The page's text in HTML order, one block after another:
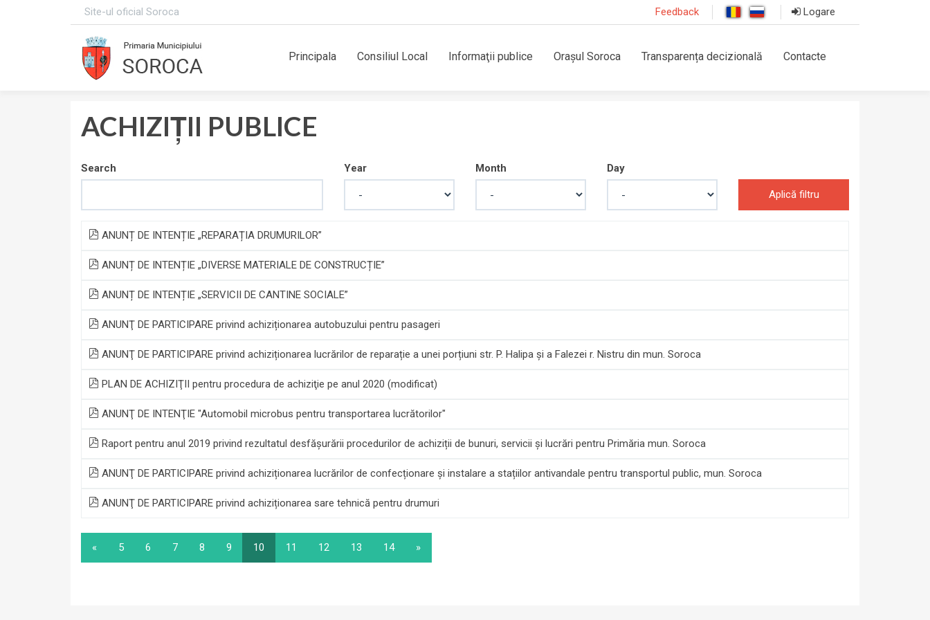
Site-ul oficial Soroca Feedback Logare
Principala Consiliul Local Informaţii publice Orașul Soroca Transparența decizională Contacte
ACHIZIȚII PUBLICE
Search Year Month Day
Aplică filtru
ANUNȚ DE INTENȚIE „REPARAȚIA DRUMURILOR”
ANUNȚ DE INTENȚIE „DIVERSE MATERIALE DE CONSTRUCȚIE”
ANUNȚ DE INTENȚIE „SERVICII DE CANTINE SOCIALE”
ANUNŢ DE PARTICIPARE privind achiziționarea autobuzului pentru pasageri
ANUNŢ DE PARTICIPARE privind achiziționarea lucrărilor de reparație a unei porțiuni str. P. Halipa şi a Falezei r. Nistru din mun. Soroca
PLAN DE ACHIZIŢII pentru procedura de achiziţie pe anul 2020 (modificat)
ANUNŢ DE INTENŢIE "Automobil microbus pentru transportarea lucrătorilor"
Raport pentru anul 2019 privind rezultatul desfășurării procedurilor de achiziții de bunuri, servicii și lucrări pentru Primăria mun. Soroca
ANUNŢ DE PARTICIPARE privind achiziționarea lucrărilor de confecționare și instalare a stațiilor antivandale pentru transportul public, mun. Soroca
ANUNŢ DE PARTICIPARE privind achiziționarea sare tehnică pentru drumuri
« 5 6 7 8 9 10 11 12 13 14 »